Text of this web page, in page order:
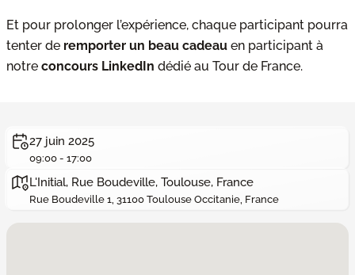
Et pour prolonger l’expérience, chaque participant pourra
tenter de remporter un beau cadeau en participant à
notre concours LinkedIn dédié au Tour de France.
27 juin 2025
09:00 - 17:00
L'Initial, Rue Boudeville, Toulouse, France
Rue Boudeville 1, 31100 Toulouse Occitanie, France